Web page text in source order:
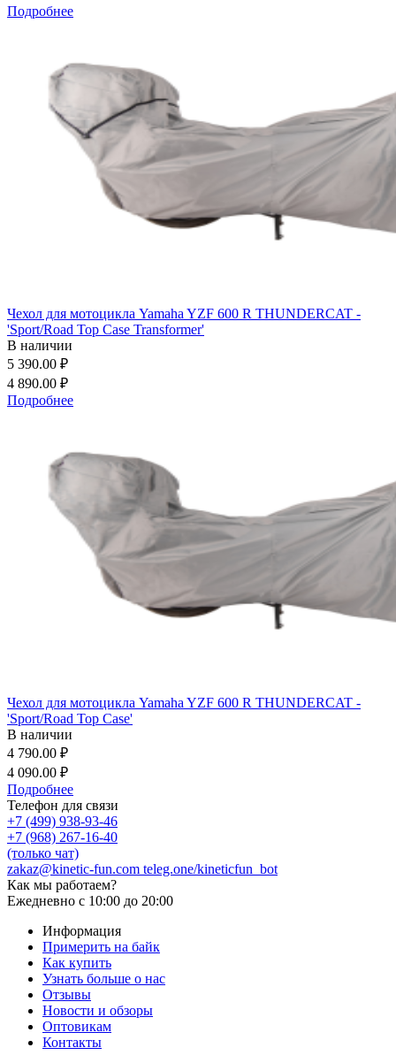
Подробнее
Чехол для мотоцикла Yamaha YZF 600 R THUNDERCAT -
'Sport/Road Top Case Transformer'
В наличии
5 390.00 ₽
4 890.00 ₽
Подробнее
Чехол для мотоцикла Yamaha YZF 600 R THUNDERCAT -
'Sport/Road Top Case'
В наличии
4 790.00 ₽
4 090.00 ₽
Подробнее
Телефон для связи
+7 (499) 938-93-46
+7 (968) 267-16-40
(только чат)
zakaz@kinetic-fun.com teleg.one/kineticfun_bot
Как мы работаем?
Ежедневно с 10:00 до 20:00
Информация
Примерить на байк
Как купить
Узнать больше о нас
Отзывы
Новости и обзоры
Оптовикам
Контакты